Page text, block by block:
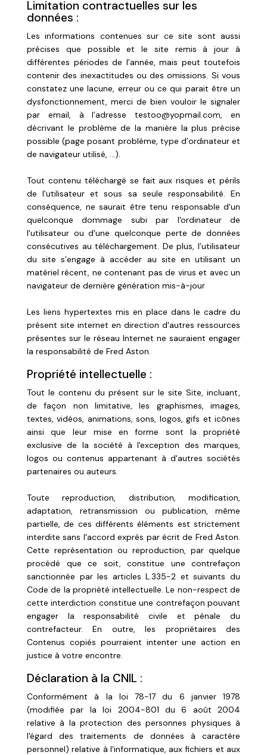
Limitation contractuelles sur les
données :
Les informations contenues sur ce site sont aussi
précises que possible et le site remis à jour à
différentes périodes de l’année, mais peut toutefois
contenir des inexactitudes ou des omissions. Si vous
constatez une lacune, erreur ou ce qui parait être un
dysfonctionnement, merci de bien vouloir le signaler
par email, à l’adresse testoo@yopmail.com, en
décrivant le problème de la manière la plus précise
possible (page posant problème, type d’ordinateur et
de navigateur utilisé, …).
Tout contenu téléchargé se fait aux risques et périls
de l'utilisateur et sous sa seule responsabilité. En
conséquence, ne saurait être tenu responsable d'un
quelconque dommage subi par l'ordinateur de
l'utilisateur ou d'une quelconque perte de données
consécutives au téléchargement. De plus, l’utilisateur
du site s’engage à accéder au site en utilisant un
matériel récent, ne contenant pas de virus et avec un
navigateur de dernière génération mis-à-jour
Les liens hypertextes mis en place dans le cadre du
présent site internet en direction d'autres ressources
présentes sur le réseau Internet ne sauraient engager
la responsabilité de Fred Aston.
Propriété intellectuelle :
Tout le contenu du présent sur le site Site, incluant,
de façon non limitative, les graphismes, images,
textes, vidéos, animations, sons, logos, gifs et icônes
ainsi que leur mise en forme sont la propriété
exclusive de la société à l'exception des marques,
logos ou contenus appartenant à d'autres sociétés
partenaires ou auteurs.
Toute reproduction, distribution, modification,
adaptation, retransmission ou publication, même
partielle, de ces différents éléments est strictement
interdite sans l'accord exprès par écrit de Fred Aston.
Cette représentation ou reproduction, par quelque
procédé que ce soit, constitue une contrefaçon
sanctionnée par les articles L.335-2 et suivants du
Code de la propriété intellectuelle. Le non-respect de
cette interdiction constitue une contrefaçon pouvant
engager la responsabilité civile et pénale du
contrefacteur. En outre, les propriétaires des
Contenus copiés pourraient intenter une action en
justice à votre encontre.
Déclaration à la CNIL :
Conformément à la loi 78-17 du 6 janvier 1978
(modifiée par la loi 2004-801 du 6 août 2004
relative à la protection des personnes physiques à
l'égard des traitements de données à caractère
personnel) relative à l'informatique, aux fichiers et aux